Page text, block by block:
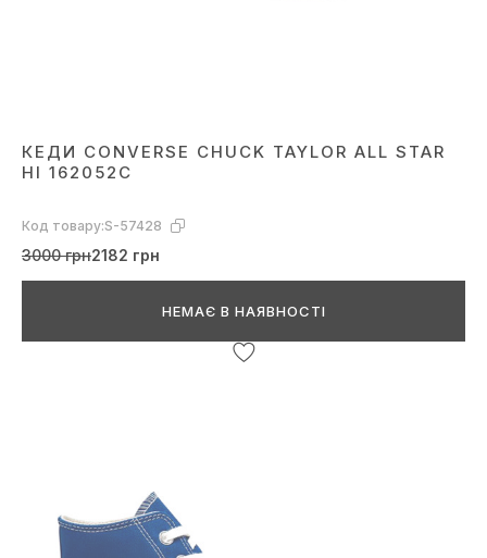
КЕДИ CONVERSE CHUCK TAYLOR ALL STAR
HI 162052C
Код товару:S-57428
3000 грн2182 грн
НЕМАЄ В НАЯВНОСТІ